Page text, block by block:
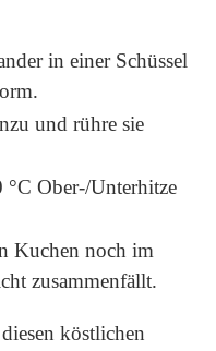
in einer Schüssel
und rühre sie
Ober-/Unterhitze
Kuchen noch im
zusammenfällt.
köstlichen